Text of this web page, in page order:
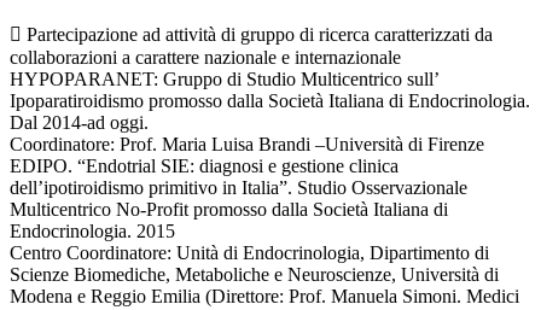
 Partecipazione ad attività di gruppo di ricerca caratterizzati da
collaborazioni a carattere nazionale e internazionale
HYPOPARANET: Gruppo di Studio Multicentrico sull’
Ipoparatiroidismo promosso dalla Società Italiana di Endocrinologia.
Dal 2014-ad oggi.
Coordinatore: Prof. Maria Luisa Brandi –Università di Firenze
EDIPO. “Endotrial SIE: diagnosi e gestione clinica
dell’ipotiroidismo primitivo in Italia”. Studio Osservazionale
Multicentrico No-Profit promosso dalla Società Italiana di
Endocrinologia. 2015
Centro Coordinatore: Unità di Endocrinologia, Dipartimento di
Scienze Biomediche, Metaboliche e Neuroscienze, Università di
Modena e Reggio Emilia (Direttore: Prof. Manuela Simoni. Medici